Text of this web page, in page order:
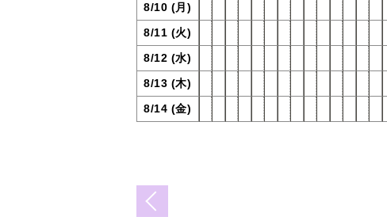
8/10 (月)
8/11 (火)
8/12 (水)
8/13 (木)
8/14 (金)